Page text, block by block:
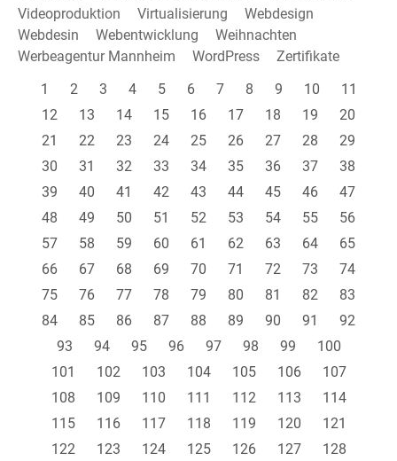
Videoproduktion
Virtualisierung
Webdesign
Webdesin
Webentwicklung
Weihnachten
Werbeagentur Mannheim
WordPress
Zertifikate
1
2 3 4 5 6 7 8 9 10
11
12
13 14 15 16 17 18 19
20
21
22 23 24 25 26 27 28
29
30
31 32 33 34 35 36 37
38
39
40 41 42 43 44 45 46
47
48
49 50 51 52 53 54 55
56
57
58 59 60 61 62 63 64
65
66
67 68 69 70 71 72 73
74
75
76 77 78 79 80 81 82
83
84
85 86 87 88 89 90 91
92
93
94 95 96 97 98 99
100
101
102 103 104 105 106
107
108
109 110 111 112 113
114
115
116 117 118 119 120
121
122
123 124 125 126 127
128